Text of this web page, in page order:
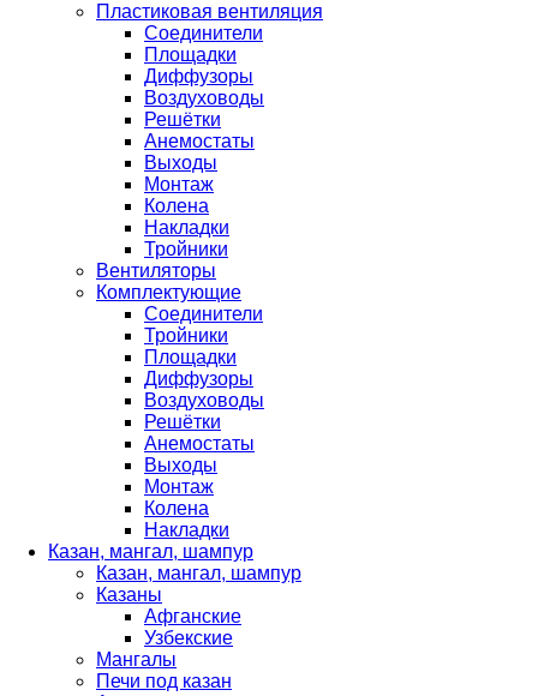
Пластиковая вентиляция
Соединители
Площадки
Диффузоры
Воздуховоды
Решётки
Анемостаты
Выходы
Монтаж
Колена
Накладки
Тройники
Вентиляторы
Комплектующие
Соединители
Тройники
Площадки
Диффузоры
Воздуховоды
Решётки
Анемостаты
Выходы
Монтаж
Колена
Накладки
Казан, мангал, шампур
Казан, мангал, шампур
Казаны
Афганские
Узбекские
Мангалы
Печи под казан